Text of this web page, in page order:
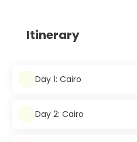
Itinerary
Day 1: Cairo
Day 2: Cairo